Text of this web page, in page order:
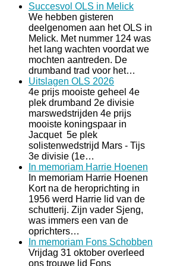
Succesvol OLS in Melick
We hebben gisteren
deelgenomen aan het OLS in
Melick. Met nummer 124 was
het lang wachten voordat we
mochten aantreden. De
drumband trad voor het…
Uitslagen OLS 2026
4e prijs mooiste geheel 4e
plek drumband 2e divisie
marswedstrijden 4e prijs
mooiste koningspaar in
Jacquet 5e plek
solistenwedstrijd Mars - Tijs
3e divisie (1e…
In memoriam Harrie Hoenen
In memoriam Harrie Hoenen
Kort na de heroprichting in
1956 werd Harrie lid van de
schutterij. Zijn vader Sjeng,
was immers een van de
oprichters…
In memoriam Fons Schobben
Vrijdag 31 oktober overleed
ons trouwe lid Fons